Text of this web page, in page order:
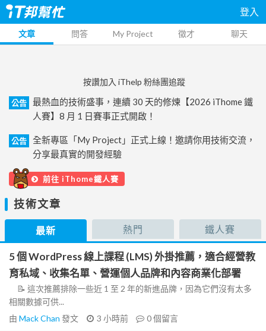
登入
文章 問答 My Project 徵才 聊天
按讚加入 iThelp 粉絲團追蹤
公告
最熱血的技術盛事，連續 30 天的修煉【2026 iThome 鐵
人賽】8 月 1 日賽事正式開啟！
公告
全新專區「My Project」正式上線！邀請你用技術交流，
分享最真實的開發經驗
前往 iThome鐵人賽
技術文章
最新 熱門 鐵人賽
5 個 WordPress 線上課程 (LMS) 外掛推薦，適合經營教
育私域、收集名單、營運個人品牌和內容商業化部署
📝 這次推薦排除一些近 1 至 2 年的新進品牌，因為它們沒有太多
相關數據可供...
由 Mack Chan 發文 3 小時前 0個留言